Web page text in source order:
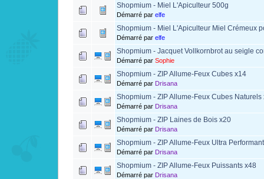
Shopmium - Miel L'Apiculteur 500g
Démarré par elfe
Shopmium - Miel L'Apiculteur Miel Crémeux
Démarré par elfe
Shopmium - Jacquet Vollkornbrot au seigle
Démarré par Sophie
Shopmium - ZIP Allume-Feux Cubes x14
Démarré par Drisana
Shopmium - ZIP Allume-Feux Cubes Naturels
Démarré par Drisana
Shopmium - ZIP Laines de Bois x20
Démarré par Drisana
Shopmium - ZIP Allume-Feux Ultra
Démarré par Drisana
Shopmium - ZIP Allume-Feux Puissants x48
Démarré par Drisana